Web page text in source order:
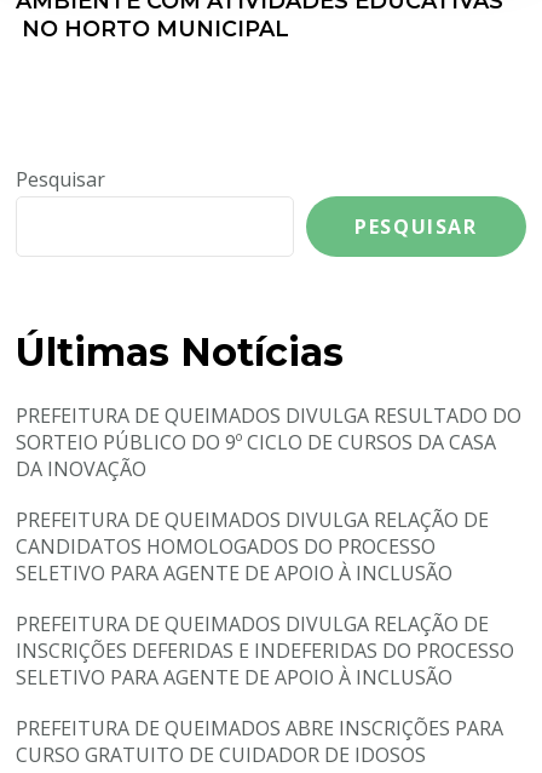
NO HORTO MUNICIPAL
Pesquisar
PESQUISAR
Últimas Notícias
PREFEITURA DE QUEIMADOS DIVULGA RESULTADO DO
SORTEIO PÚBLICO DO 9º CICLO DE CURSOS DA CASA
DA INOVAÇÃO
PREFEITURA DE QUEIMADOS DIVULGA RELAÇÃO DE
CANDIDATOS HOMOLOGADOS DO PROCESSO
SELETIVO PARA AGENTE DE APOIO À INCLUSÃO
PREFEITURA DE QUEIMADOS DIVULGA RELAÇÃO DE
INSCRIÇÕES DEFERIDAS E INDEFERIDAS DO PROCESSO
SELETIVO PARA AGENTE DE APOIO À INCLUSÃO
PREFEITURA DE QUEIMADOS ABRE INSCRIÇÕES PARA
CURSO GRATUITO DE CUIDADOR DE IDOSOS